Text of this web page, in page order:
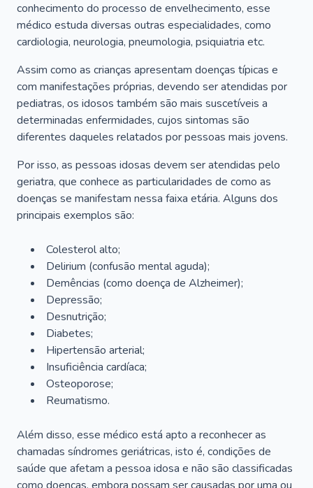
conhecimento do processo de envelhecimento, esse
médico estuda diversas outras especialidades, como
cardiologia, neurologia, pneumologia, psiquiatria etc.
Assim como as crianças apresentam doenças típicas e
com manifestações próprias, devendo ser atendidas por
pediatras, os idosos também são mais suscetíveis a
determinadas enfermidades, cujos sintomas são
diferentes daqueles relatados por pessoas mais jovens.
Por isso, as pessoas idosas devem ser atendidas pelo
geriatra, que conhece as particularidades de como as
doenças se manifestam nessa faixa etária. Alguns dos
principais exemplos são:
Colesterol alto;
Delirium (confusão mental aguda);
Demências (como doença de Alzheimer);
Depressão;
Desnutrição;
Diabetes;
Hipertensão arterial;
Insuficiência cardíaca;
Osteoporose;
Reumatismo.
Além disso, esse médico está apto a reconhecer as
chamadas síndromes geriátricas, isto é, condições de
saúde que afetam a pessoa idosa e não são classificadas